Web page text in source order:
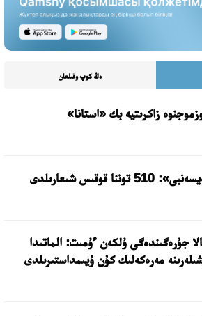
ەڭ كوپ وقىلعان
زاكرىتيە بك «استانا»
قوقىس شىعارىلدى
جۇرەگىندەگى ۇلكەن ءۇمىت: الماتىدا
مەرەكەلىك كۇن ۇيىمداستىرىلدى